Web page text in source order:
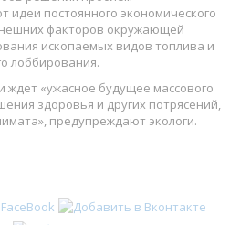
идеи постоянного экономического
факторов окружающей
ископаемых видов топлива и
лоббирования.
ждет «ужасное будущее массового
здоровья и других потрясений,
предупреждают экологи.